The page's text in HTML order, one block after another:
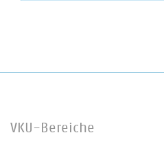
VKU-Bereiche